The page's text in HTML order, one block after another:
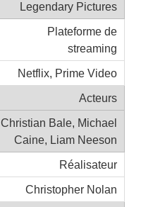
Legendary Pictures
Plateforme de
streaming
Netflix, Prime Video
Acteurs
Christian Bale, Michael
Caine, Liam Neeson
Réalisateur
Christopher Nolan